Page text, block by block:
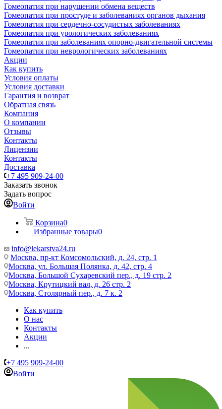
Гомеопатия при нарушении обмена веществ
Гомеопатия при простуде и заболеваниях органов дыхания
Гомеопатия при сердечно-сосудистых заболеваниях
Гомеопатия при урологических заболеваниях
Гомеопатия при заболеваниях опорно-двигательной системы
Гомеопатия при неврологических заболеваниях
Акции
Как купить
Условия оплаты
Условия доставки
Гарантия и возврат
Обратная связь
Компания
О компании
Отзывы
Контакты
Лицензии
Контакты
Доставка
+7 495 909-24-00
Заказать звонок
Задать вопрос
Войти
Корзина0
Избранные товары0
info@lekarstva24.ru
Москва, пр-кт Комсомольский, д. 24, стр. 1
Москва, ул. Большая Полянка, д. 42, стр. 4
Москва, Большой Сухаревский пер., д. 19 стр. 2
Москва, Крутицкий вал, д. 26 стр. 2
Москва, Столярный пер., д. 7 к. 2
Как купить
О нас
Контакты
Акции
...
+7 495 909-24-00
Войти